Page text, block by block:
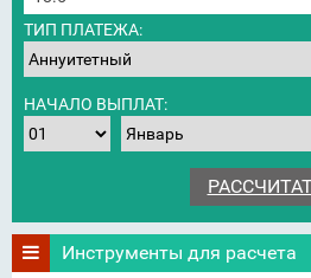
ТИП ПЛАТЕЖА:
НАЧАЛО ВЫПЛАТ:
Инструменты для расчета